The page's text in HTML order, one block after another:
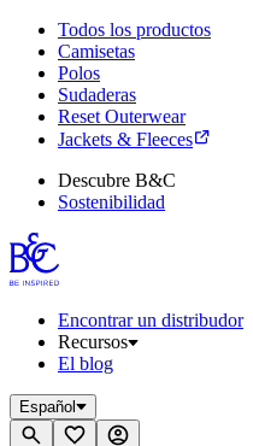
Todos los productos
Camisetas
Polos
Sudaderas
Reset Outerwear
Jackets & Fleeces
Descubre B&C
Sostenibilidad
Encontrar un distribudor
Recursos
El blog
Español